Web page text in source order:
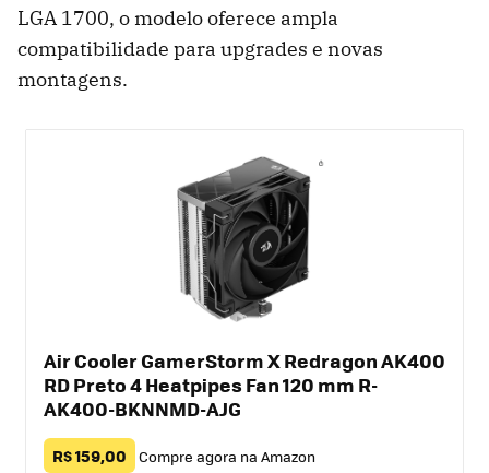
LGA 1700, o modelo oferece ampla
compatibilidade para upgrades e novas
montagens.
Air Cooler GamerStorm X Redragon AK400
RD Preto 4 Heatpipes Fan 120 mm R-
AK400-BKNNMD-AJG
R$ 159,00 Compre agora na Amazon